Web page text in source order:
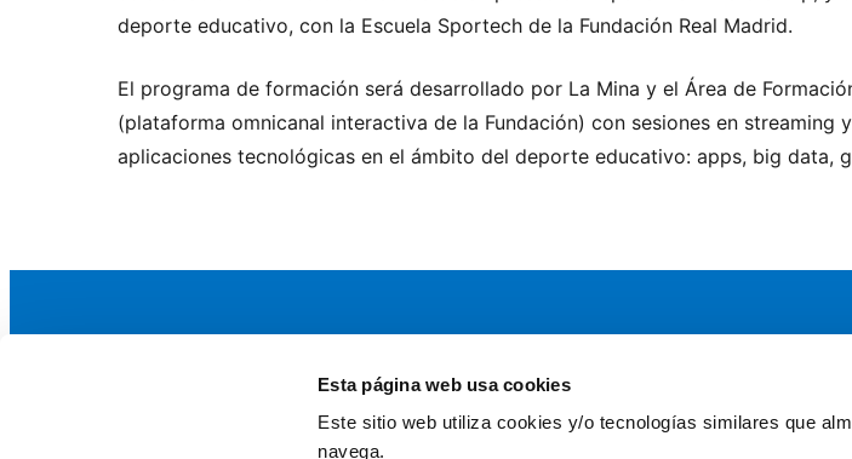
Esta página web usa cookies
Este sitio web utiliza cookies y/o tecnologías similares que
navega.
deporte educativo, con la Escuela Sportech de la Fundación Real Madrid.
El programa de formación será desarrollado por La Mina y el Área de
(plataforma omnicanal interactiva de la Fundación) con sesiones en
aplicaciones tecnológicas en el ámbito del deporte educativo: apps, big data,
Quienes somos